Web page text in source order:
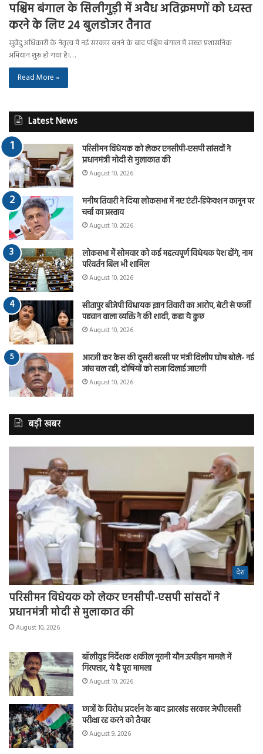
पश्चिम बंगाल के सिलीगुड़ी में अवैध अतिक्रमणों को ध्वस्त
करने के लिए 24 बुलडोजर तैनात
सुवेंदु अधिकारी के नेतृत्व में नई सरकार बनने के बाद पश्चिम बंगाल में सख्त प्रशासनिक
अभियान शुरू हो गया है।…
Read More »
Latest News
परिसीमन विधेयक को लेकर एनसीपी-एसपी सांसदों ने
प्रधानमंत्री मोदी से मुलाकात की
August 10, 2026
मनीष तिवारी ने दिया लोकसभा में नए एंटी-डिफेक्शन कानून पर
चर्चा का प्रस्ताव
August 10, 2026
लोकसभा में सोमवार को कई महत्वपूर्ण विधेयक पेश होंगे, नाम
परिवर्तन बिल भी शामिल
August 10, 2026
सीतापुर बीजेपी विधायक ज्ञान तिवारी का आरोप, बेटी से फर्जी
पहचान वाला व्यक्ति ने की शादी, कहा ये कुछ
August 10, 2026
आरजी कर केस की दूसरी बरसी पर मंत्री दिलीप घोष बोले- नई
जांच चल रही, दोषियों को सजा दिलाई जाएगी
August 10, 2026
बड़ी खबर
देश
परिसीमन विधेयक को लेकर एनसीपी-एसपी सांसदों ने
प्रधानमंत्री मोदी से मुलाकात की
August 10, 2026
बॉलीवुड निर्देशक शकील नूरानी यौन उत्पीड़न मामले में
गिरफ्तार, ये है पूरा मामला
August 10, 2026
छात्रों के विरोध प्रदर्शन के बाद झारखंड सरकार जेपीएससी
परीक्षा रद्द करने को तैयार
August 9, 2026